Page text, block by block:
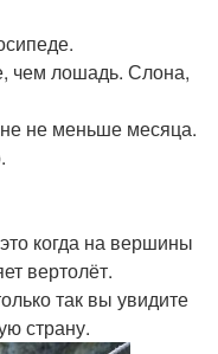
чем лошадь. Слона,
не меньше месяца.
когда на вершины
вертолёт.
так вы увидите
страну.